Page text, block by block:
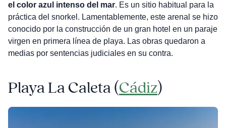
el color azul intenso del mar. Es un sitio habitual para la
práctica del snorkel. Lamentablemente, este arenal se hizo
conocido por la construcción de un gran hotel en un paraje
virgen en primera línea de playa. Las obras quedaron a
medias por sentencias judiciales en su contra.
PlayaLa Caleta (Cádiz)